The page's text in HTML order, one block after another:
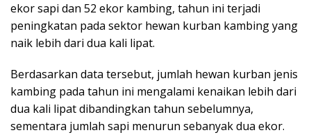
ekor sapi dan 52 ekor kambing, tahun ini terjadi
peningkatan pada sektor hewan kurban kambing yang
naik lebih dari dua kali lipat.
Berdasarkan data tersebut, jumlah hewan kurban jenis
kambing pada tahun ini mengalami kenaikan lebih dari
dua kali lipat dibandingkan tahun sebelumnya,
sementara jumlah sapi menurun sebanyak dua ekor.